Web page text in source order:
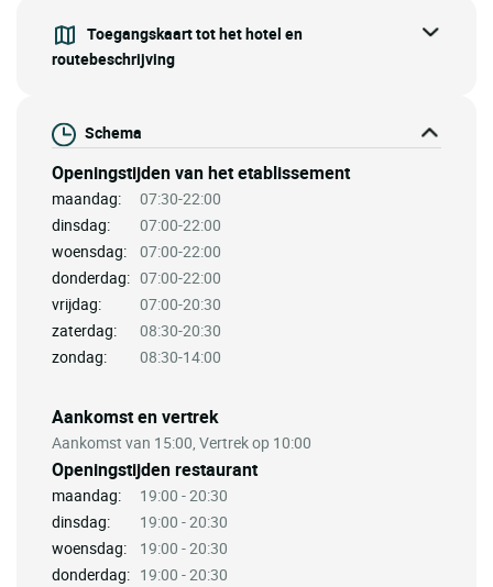
Toegangskaart tot het hotel en
routebeschrijving
Schema
Openingstijden van het etablissement
maandag:
07:30-22:00
dinsdag:
07:00-22:00
woensdag:
07:00-22:00
donderdag: 07:00-22:00
vrijdag:
07:00-20:30
zaterdag:
08:30-20:30
zondag:
08:30-14:00
Aankomst en vertrek
Aankomst van 15:00, Vertrek op 10:00
Openingstijden restaurant
maandag:
19:00 - 20:30
dinsdag:
19:00 - 20:30
woensdag:
19:00 - 20:30
donderdag: 19:00 - 20:30